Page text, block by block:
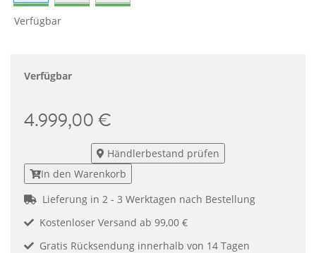
Verfügbar
Verfügbar
4.999,00 €
Händlerbestand prüfen
In den Warenkorb
Lieferung in 2 - 3 Werktagen nach Bestellung
Kostenloser Versand ab 99,00 €
Gratis Rücksendung innerhalb von 14 Tagen